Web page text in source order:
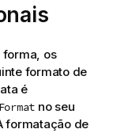
forma, os
formato de
é
no seu
formatação de